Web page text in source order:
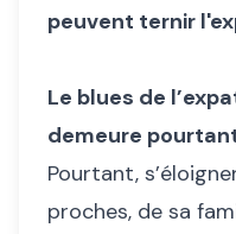
peuvent ternir
Le blues de
demeure
Pourtant,
proches, de sa